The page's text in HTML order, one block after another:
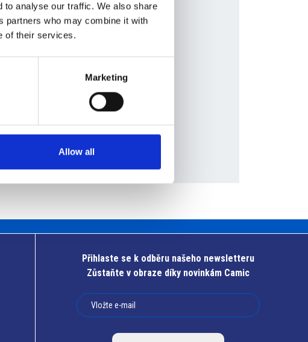
to analyse our traffic. We also share
partners who may combine it with
of their services.
Marketing
Allow all
Přihlaste se k odběru našeho newsletteru
Zůstaňte v obraze díky novinkám Camic